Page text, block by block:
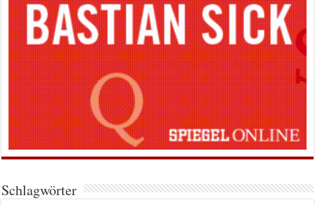
Schlagwörter